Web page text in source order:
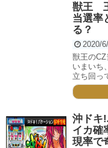
獣王
当選率
る？
2020/
獣王のCZ
いまいち
立ち回っ
沖ドキ
イカ確
現率で